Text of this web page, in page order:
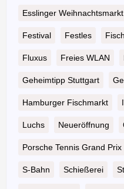
Esslinger Weihnachtsmarkt
Festival Festles
Fluxus Freies WLAN
Geheimtipp Stuttgart
Hamburger Fischmarkt
Luchs Neueröffnung
Porsche Tennis Grand Prix
S-Bahn Schießerei